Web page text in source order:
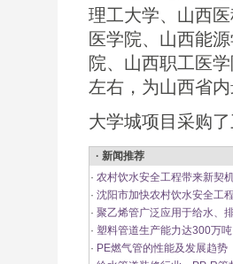
理工大学、山西
医学院、山西能
院、山西职工医
左右，为山西省
大学城项目采购
· 新闻推荐
· 农村饮水安全工程带来新契
· 沈阳市加快农村饮水安全工
· 聚乙烯管广泛应用于给水、
· 塑料管道生产能力达300万
· PE燃气管的性能及发展趋势